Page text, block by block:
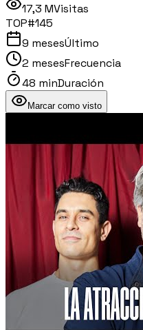
17,3 MVisitas
TOP#145
9 mesesÚltimo
2 mesesFrecuencia
48 minDuración
Marcar como visto